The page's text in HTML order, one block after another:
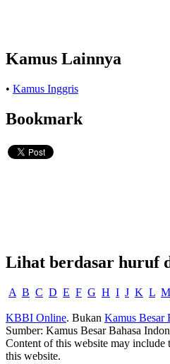
Kamus Lainnya
• Kamus Inggris
Bookmark
Lihat berdasar huruf
A B C D E F G H I J K L M
KBBI Online. Bukan Kamus Besar
Sumber: Kamus Besar Bahasa
Content of this website may include
this website.